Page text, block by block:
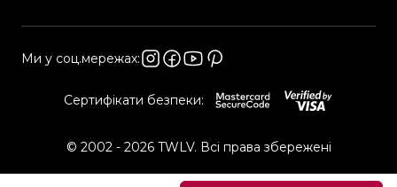
Сертифікати безпеки:
Ми у соц.мережах:
© 2002 - 2026 TWLV. Всі права збережені